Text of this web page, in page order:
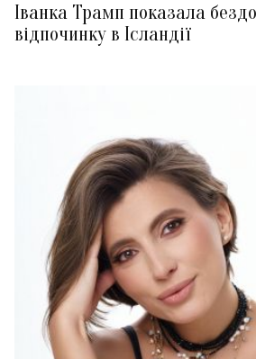
Іванка Трамп показала
відпочинку в Ісландії